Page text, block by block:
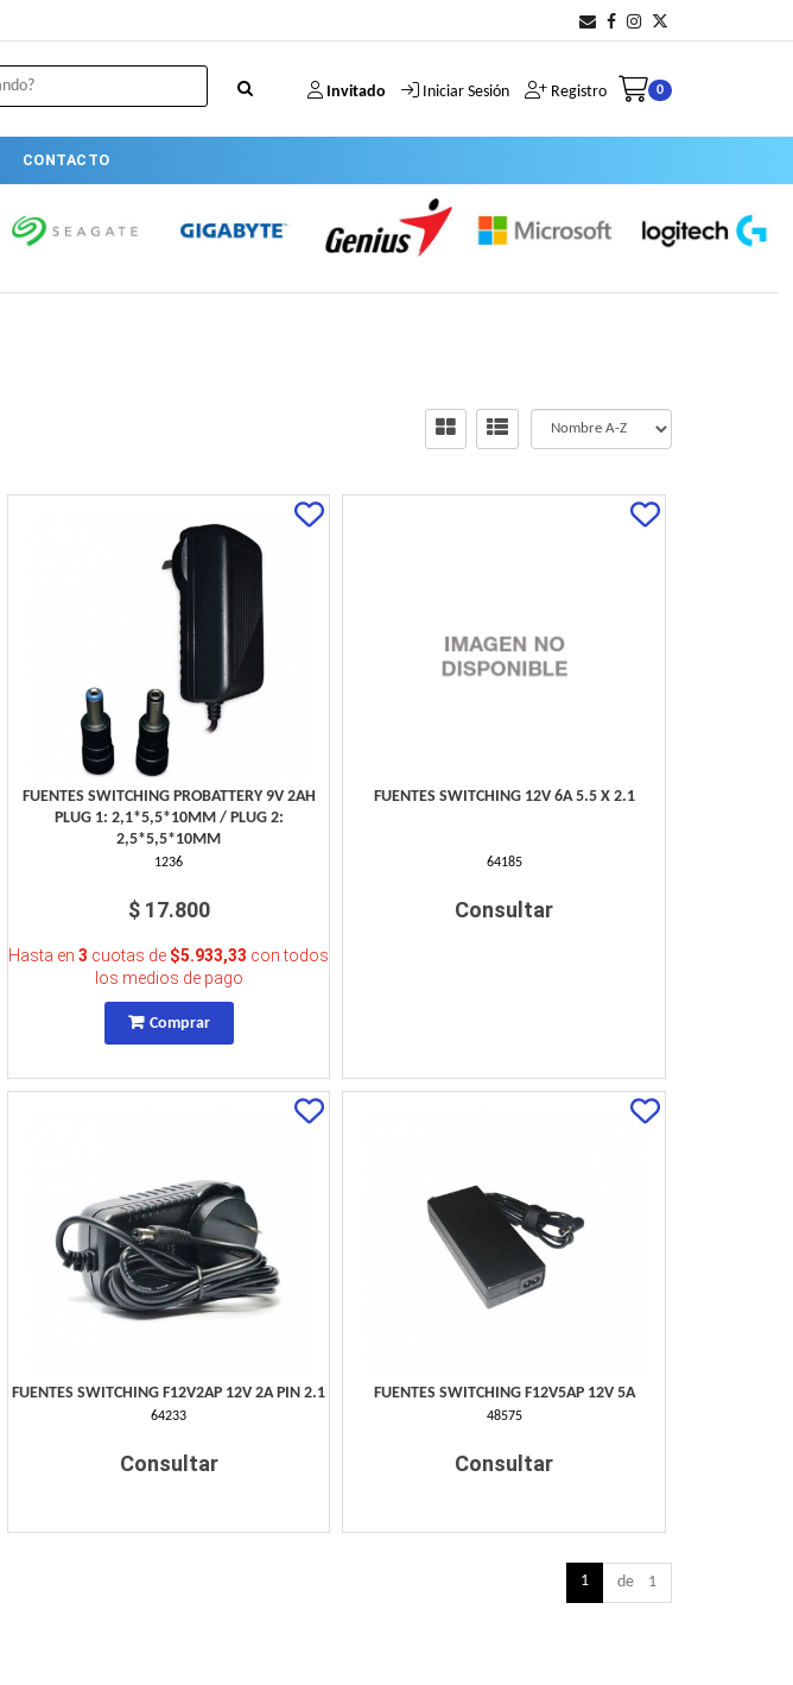
Invitado Iniciar Sesión Registro 0
CONTACTO
FUENTES SWITCHING PROBATTERY 9V 2AH
PLUG 1: 2,1*5,5*10MM / PLUG 2:
2,5*5,5*10MM
1236
$ 17.800
Hasta en3 cuotas de $5.933,33 con todos
los medios de pago
Comprar
FUENTES SWITCHING 12V 6A 5.5 X 2.1
64185
Consultar
FUENTES SWITCHING F12V2AP 12V 2A PIN 2.1
64233
Consultar
FUENTES SWITCHING F12V5AP 12V 5A
48575
Consultar
1 de 1